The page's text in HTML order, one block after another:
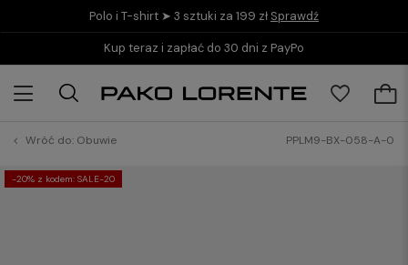
Polo i T-shirt ➤ 3 sztuki za 199 zł Sprawdź
Kup teraz i zapłać do 30 dni z PayPo
Wróć do: Obuwie PPLM9-BX-058-A-0
-20% z kodem: SALE-20